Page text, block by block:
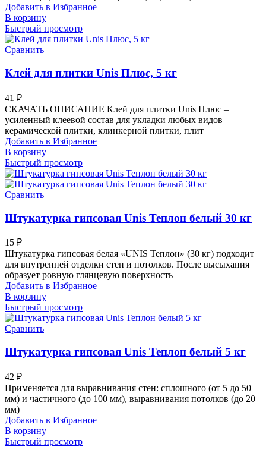
Добавить в Избранное
В корзину
Быстрый просмотр
Сравнить
Клей для плитки Unis Плюс, 5 кг
41 ₽
СКАЧАТЬ ОПИСАНИЕ Клей для плитки Unis Плюс –
усиленный клеевой состав для укладки любых видов
керамической плитки, клинкерной плитки, плит
Добавить в Избранное
В корзину
Быстрый просмотр
Сравнить
Штукатурка гипсовая Unis Теплон белый 30 кг
15 ₽
Штукатурка гипсовая белая «UNIS Теплон» (30 кг) подходит
для внутренней отделки стен и потолков. После высыхания
образует ровную глянцевую поверхность
Добавить в Избранное
В корзину
Быстрый просмотр
Сравнить
Штукатурка гипсовая Unis Теплон белый 5 кг
42 ₽
Применяется для выравнивания стен: сплошного (от 5 до 50
мм) и частичного (до 100 мм), выравнивания потолков (до 20
мм)
Добавить в Избранное
В корзину
Быстрый просмотр